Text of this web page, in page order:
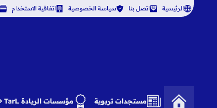
الرئيسية اتصل بنا سياسة الخصوصية اتفاقية الاستخدام
مستجدات تربوية مؤسسات الريادة TarL